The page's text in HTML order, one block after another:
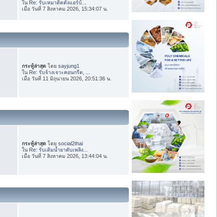
ใน Re: รับเหมาติดตั้งแอร์บ้...
เมื่อ วันที่ 7 สิงหาคม 2026, 15:34:07 น.
กระทู้ล่าสุด โดยsayjung1
ใน Re: รับจ้างเจาะคอนกรีต, ...
เมื่อ วันที่ 11 มิถุนายน 2026, 20:51:36 น.
กระทู้ล่าสุด โดยsocial2thai
ใน Re: รับเติมน้ำยาดับเพลิง...
เมื่อ วันที่ 7 สิงหาคม 2026, 13:44:04 น.